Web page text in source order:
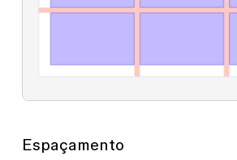
Espaçamento